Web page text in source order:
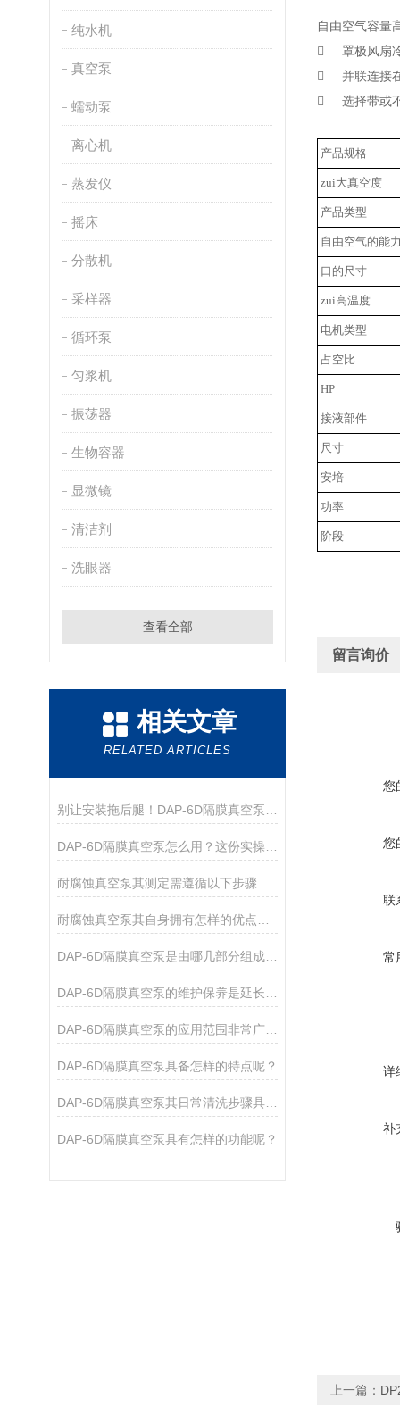
纯水机
真空泵
蠕动泵
离心机
蒸发仪
摇床
分散机
采样器
循环泵
匀浆机
振荡器
生物容器
显微镜
清洁剂
洗眼器
查看全部
相关文章
RELATED ARTICLES
耐腐蚀真空泵其测定需遵循以下步骤
DAP-6D隔膜真空泵是由哪几部分组成的呢？
DAP-6D隔膜真空泵具备怎样的特点呢？
DAP-6D隔膜真空泵其日常清洗步骤具体是如何的呢？
DAP-6D隔膜真空泵具有怎样的功能呢？
自由空气容量
 罩极风扇冷
 并联连接在
 选择带或不
产品规格
zui大真空度
产品类型
自由空气的能
口的尺寸
zui高温度
电机类型
占空比
HP
接液部件
尺寸
安培
功率
阶段
留言询价
您
您
联
常
详
补
上一篇：